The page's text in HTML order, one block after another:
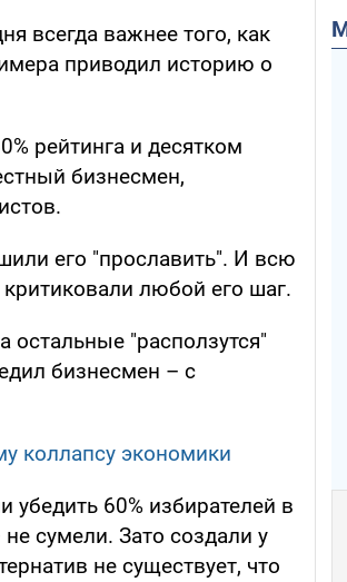
всегда важнее того, как
приводил историю о
рейтинга и десятком
бизнесмен,
его "прославить". И всю
любой его шаг.
остальные "расползутся"
бизнесмен – с
коллапсу экономики
60% избирателей в
сумели. Зато создали у
не существует, что